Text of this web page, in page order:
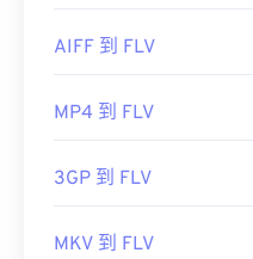
AIFF 到 FLV
MP4 到 FLV
3GP 到 FLV
MKV 到 FLV